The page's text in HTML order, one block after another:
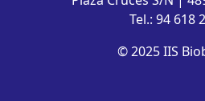
Tel.: 94 618
© 2025 IIS